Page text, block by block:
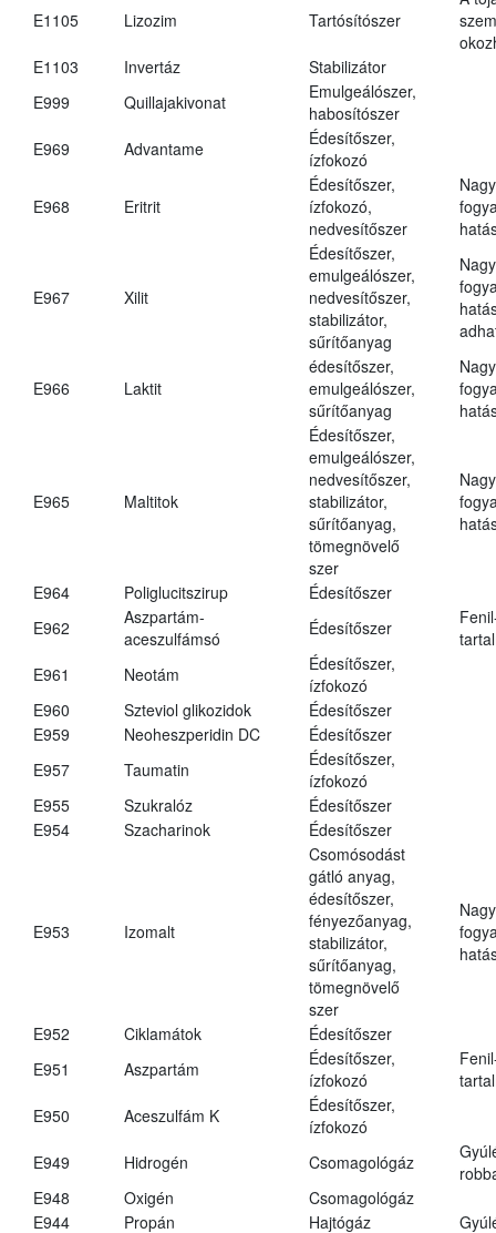
E1105 Lizozim Tartósítószer
E1103
Invertáz
Stabilizátor
E999
Quillajakivonat
Emulgeálószer,
habosítószer
E969
Advantame
Édesítőszer,
ízfokozó
E968 Eritrit
Édesítőszer,
ízfokozó,
nedvesítőszer
E967 Xilit
Édesítőszer,
emulgeálószer,
nedvesítőszer,
stabilizátor,
sűrítőanyag
E966 Laktit
édesítőszer,
emulgeálószer,
sűrítőanyag
E965 Maltitok
Édesítőszer,
emulgeálószer,
nedvesítőszer,
stabilizátor,
sűrítőanyag,
tömegnövelő
szer
E964 Poliglucitszirup
Édesítőszer
E962
Aszpartám-
aceszulfámsó
Édesítőszer
E961
Neotám
Édesítőszer,
ízfokozó
E960
Szteviol glikozidok
Édesítőszer
E959
Neoheszperidin DC
Édesítőszer
E957
Taumatin
Édesítőszer,
ízfokozó
E955
Szukralóz
Édesítőszer
E954
Szacharinok Édesítőszer
E953 Izomalt
Csomósodást
gátló anyag,
édesítőszer,
fényezőanyag,
stabilizátor,
sűrítőanyag,
tömegnövelő
szer
E952 Ciklamátok
Édesítőszer
E951
Aszpartám
Édesítőszer,
ízfokozó
E950
Aceszulfám K
Édesítőszer,
ízfokozó
E949
Hidrogén Csomagológáz
E948
Oxigén
Csomagológáz
E944
Propán Hajtógáz